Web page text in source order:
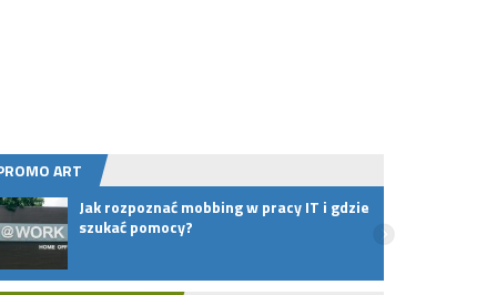
ART
Jak rozpoznać mobbing w pracy IT i gdzie
szukać pomocy?